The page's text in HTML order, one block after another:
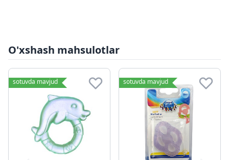
O'xshash mahsulotlar
sotuvda mavjud sotuvda mavjud